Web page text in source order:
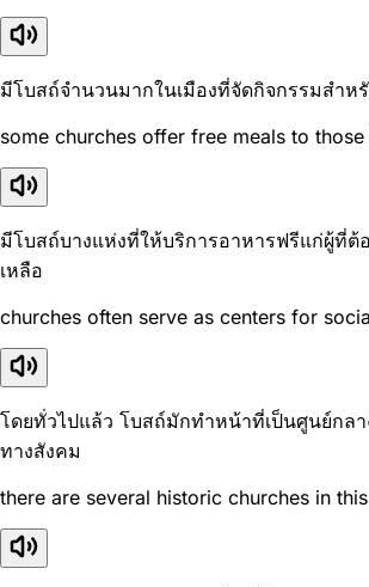
มีโบสถ์จำนวนมากในเมืองที่จัดกิจกรรมสำห
some churches offer free meals to those
มีโบสถ์บางแห่งที่ให้บริการอาหารฟรีแก่ผู้ที่ต้
เหลือ
churches often serve as centers for
โดยทั่วไปแล้ว โบสถ์มักทำหน้าที่เป็นศูนย์กล
ทางสังคม
there are several historic churches in